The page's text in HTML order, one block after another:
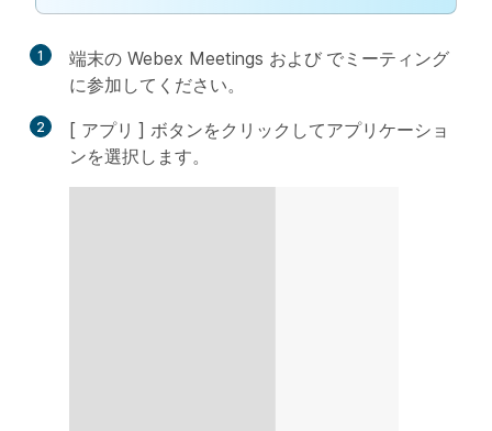
1 端末の Webex Meetings および でミーティング
に参加してください。
2 [ アプリ ] ボタンをクリックしてアプリケーショ
ンを選択します。